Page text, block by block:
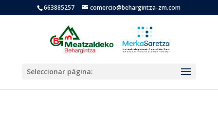
663885257 comercio@behargintza-zm.com
Seleccionar página: